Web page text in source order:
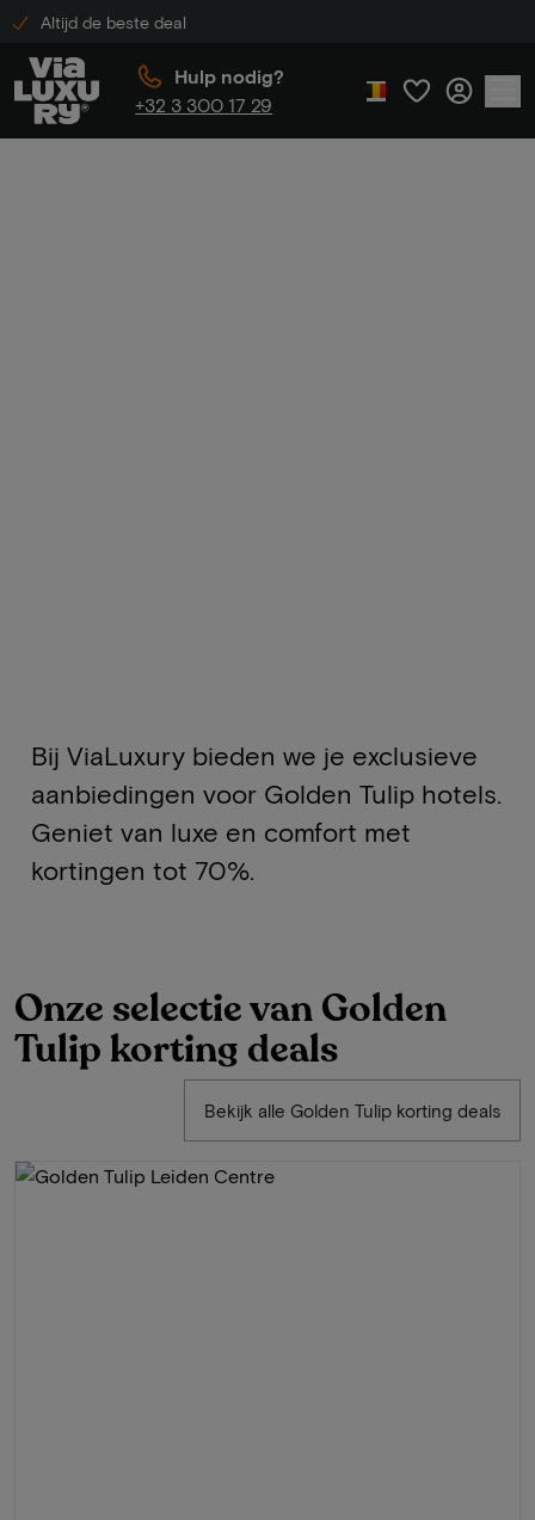
Altijd de beste deal
Hulp nodig?
+32 3 300 17 29
Bij ViaLuxury bieden we je exclusieve
aanbiedingen voor Golden Tulip hotels.
Geniet van luxe en comfort met
kortingen tot 70%.
Onze selectie van Golden
Tulip korting deals
Bekijk alle Golden Tulip korting deals